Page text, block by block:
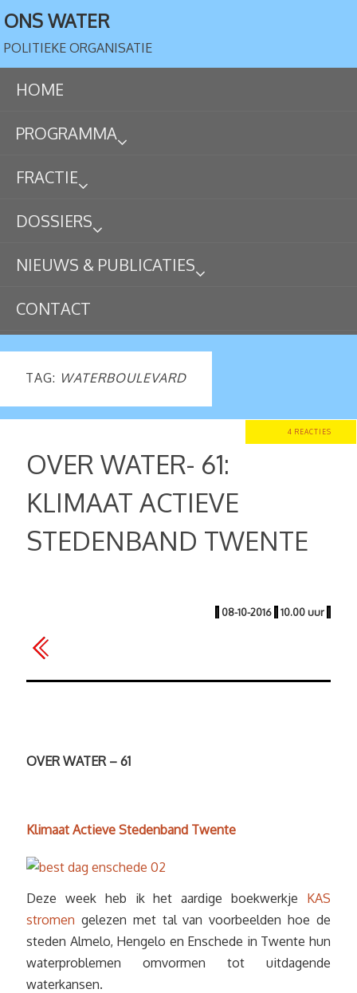
ONS WATER
POLITIEKE ORGANISATIE
HOME
PROGRAMMA
FRACTIE
DOSSIERS
NIEUWS & PUBLICATIES
CONTACT
TAG: WATERBOULEVARD
4 REACTIES
OVER WATER- 61:
KLIMAAT ACTIEVE
STEDENBAND TWENTE
| 08-10-2016 | 10.00 uur |
OVER WATER – 61
Klimaat Actieve Stedenband Twente
Deze week heb ik het aardige boekwerkje KAS
stromen gelezen met tal van voorbeelden hoe de
steden Almelo, Hengelo en Enschede in Twente hun
waterproblemen omvormen tot uitdagende
waterkansen.